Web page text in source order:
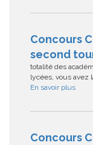
Concours
second
totalité des
lycées, vous avez
En savoir plus
Concours